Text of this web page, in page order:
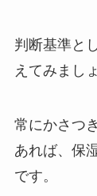
判断基準と
えてみまし
常にかさつ
あれば、保
です。